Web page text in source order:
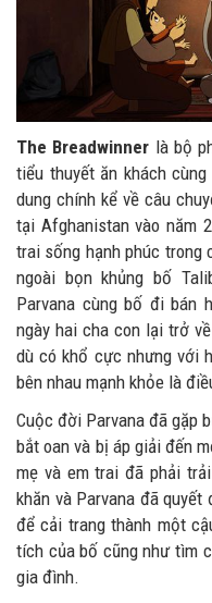
The Breadwinner là bộ
tiểu thuyết ăn khách
dung chính kể về câu
tại Afghanistan vào năm
trai sống hạnh phúc trong
ngoài bọn khủng bố
Parvana cùng bố đi bán
ngày hai cha con lại trở
dù có khổ cực nhưng với
bên nhau mạnh khỏe là
Cuộc đời Parvana đã gặp
bắt oan và bị áp giải đến
mẹ và em trai đã phải
khăn và Parvana đã
để cải trang thành một
tích của bố cũng như tìm
gia đình.